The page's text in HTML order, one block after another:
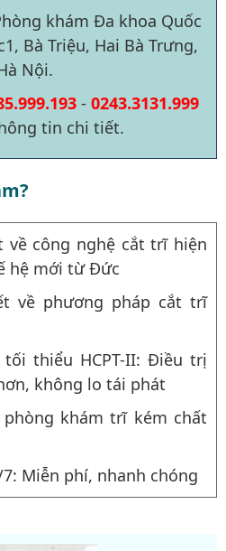
khám Đa khoa Quốc
Bà Triệu, Hai Bà Trưng,
Nội.
- 0243.3131.999
tin chi tiết.
về công nghệ cắt trĩ hiện
hệ mới từ Đức
về phương pháp cắt trĩ
thiểu HCPT-II: Điều trị
không lo tái phát
khám trĩ kém chất
Miễn phí, nhanh chóng